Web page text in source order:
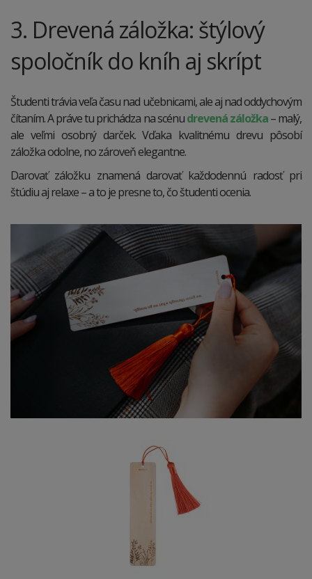
3. Drevená záložka: štýlový
spoločník do kníh aj skrípt
Študenti trávia veľa času nad učebnicami, ale aj nad oddychovým
čítaním. A práve tu prichádza na scénudrevená záložka– malý,
ale veľmi osobný darček. Vďaka kvalitnému drevu pôsobí
záložka odolne, no zároveň elegantne.
Darovať záložku znamená darovať každodennú radosť pri
štúdiu aj relaxe – a to je presne to, čo študenti ocenia.